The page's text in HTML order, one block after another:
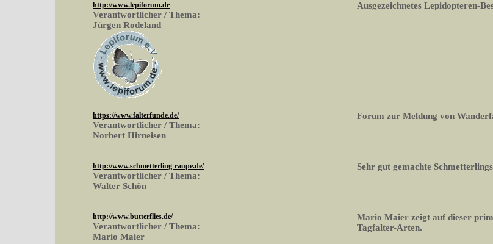
http://www.lepiforum.de
Verantwortlicher / Thema:
Jürgen Rodeland
Ausgezeichnetes Lepidopteren-
https://www.falterfunde.de/
Verantwortlicher / Thema:
Norbert Hirneisen
Forum zur Meldung von
http://www.schmetterling-raupe.de/
Verantwortlicher / Thema:
Walter Schön
Sehr gut gemachte
http://www.butterflies.de/
Verantwortlicher / Thema:
Mario Maier
Mario Maier zeigt auf dieser
Tagfalter-Arten.